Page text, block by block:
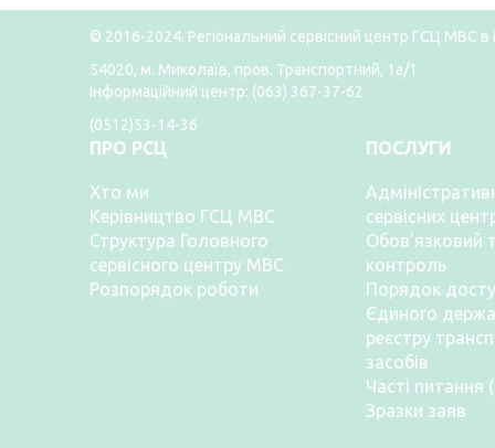
© 2016-2024. Регіональний сервісний центр ГСЦ МВС в
54020, м. Миколаїв, пров. Транспортний, 1а/1
Інформаційний центр: (063) 367-37-62
(0512)53-14-36
ПРО РСЦ
Хто ми
Керівництво ГСЦ МВС
Структура Головного
сервісного центру МВС
Розпорядок роботи
ПОСЛУГИ
сервісних
Обов’язковий
контроль
Порядок
Єдиного
реєстру
засобів
Часті питання
Зразки заяв